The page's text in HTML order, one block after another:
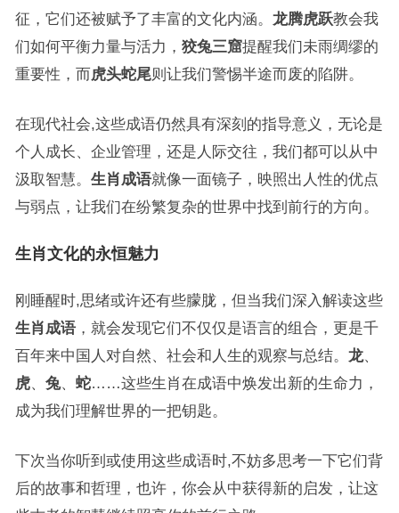
征，它们还被赋予了丰富的文化内涵。 龙腾虎跃教会我
们如何平衡力量与活力， 狡兔三窟提醒我们未雨绸缪的
重要性，而虎头蛇尾则让我们警惕半途而废的陷阱。
在现代社会,这些成语仍然具有深刻的指导意义，无论是
个人成长、企业管理，还是人际交往，我们都可以从中
汲取智慧。 生肖成语就像一面镜子，映照出人性的优点
与弱点，让我们在纷繁复杂的世界中找到前行的方向。
生肖文化的永恒魅力
刚睡醒时,思绪或许还有些朦胧，但当我们深入解读这些
生肖成语，就会发现它们不仅仅是语言的组合，更是千
百年来中国人对自然、社会和人生的观察与总结。 龙、
虎、 兔、 蛇……这些生肖在成语中焕发出新的生命力，
成为我们理解世界的一把钥匙。
下次当你听到或使用这些成语时,不妨多思考一下它们背
后的故事和哲理，也许，你会从中获得新的启发，让这